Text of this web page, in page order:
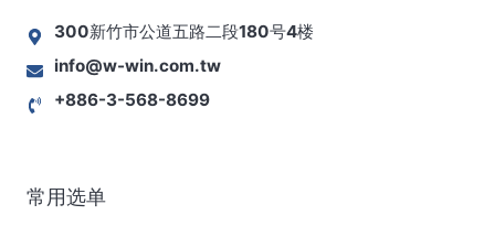
300新竹市公道五路二段180号4楼
info@w-win.com.tw
+886-3-568-8699
常用选单